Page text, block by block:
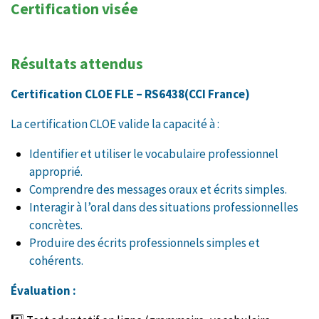
Certification visée
Résultats attendus
Certification CLOE FLE – RS6438(CCI France)
La certification CLOE valide la capacité à :
Identifier et utiliser le vocabulaire professionnel
approprié.
Comprendre des messages oraux et écrits simples.
Interagir à l’oral dans des situations professionnelles
concrètes.
Produire des écrits professionnels simples et
cohérents.
Évaluation :